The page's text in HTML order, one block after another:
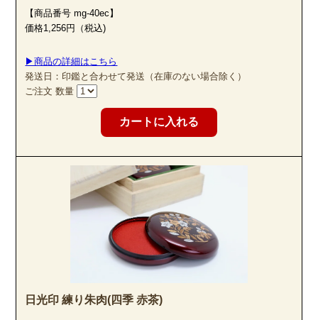
【商品番号 mg-40ec】
価格1,256円（税込)
▶商品の詳細はこちら
発送日：印鑑と合わせて発送（在庫のない場合除く）
ご注文 数量
日光印 練り朱肉(四季 赤茶)